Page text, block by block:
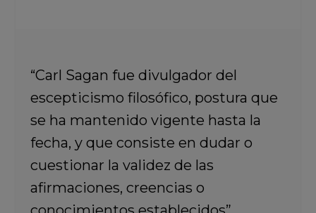
“Carl Sagan fue divulgador del
escepticismo filosófico, postura que
se ha mantenido vigente hasta la
fecha, y que consiste en dudar o
cuestionar la validez de las
afirmaciones, creencias o